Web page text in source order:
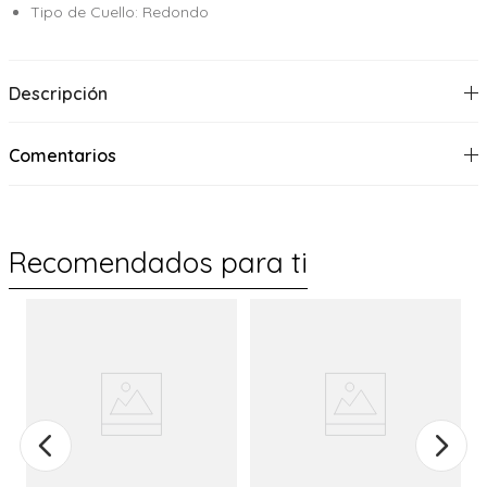
Tipo de Cuello: Redondo
Descripción
Comentarios
Recomendados para ti